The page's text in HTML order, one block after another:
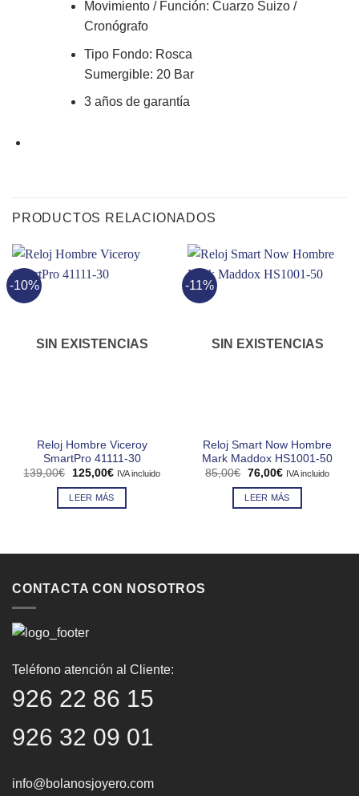
Movimiento / Función: Cuarzo Suizo /
Cronógrafo
Tipo Fondo: Rosca
Sumergible: 20 Bar
3 años de garantía
PRODUCTOS RELACIONADOS
-10%
SIN EXISTENCIAS
Reloj Hombre Viceroy
SmartPro 41111-30
139,00€
El
original
era:
125,00€El
actual
es:
IVA incluido
LEER MÁS
-11%
SIN EXISTENCIAS
Reloj Smart Now Hombre
Mark Maddox HS1001-50
85,00€ El
original
era:
76,00€El
actual
es:
IVA incluido
LEER MÁS
CONTACTA CON NOSOTROS
Teléfono atención al Cliente:
926 22 86 15
926 32 09 01
info@bolanosjoyero.com